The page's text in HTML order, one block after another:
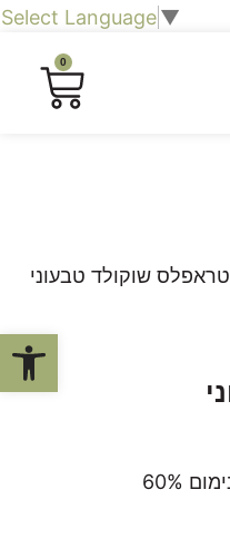
Select Language▼
0
שוקולד טבעוני
פתח